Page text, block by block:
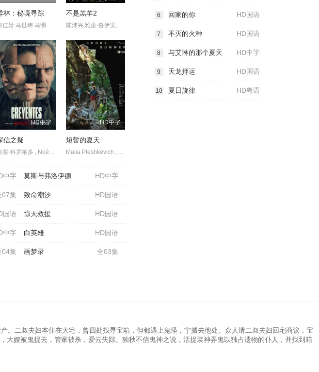
林：秘境寻踪
邱佳婧 马世玮 马明宇 刘春霞
不是羔羊2
陈沛兴,雅彦·鲁伊安,李博艺,贝托·库西亚伊,莫哈末·沙菲·纳斯威普,Fauzie·Laily,Nabila·Huda,Hanna·Aqeela,Tian·Jiang·Lee,林雪卉,Ayez·Shaukat·Fonseka·Farid,Paul·Baker,Azizul·Ammar,Hairi·Safwan,Shewin·Sim
HD中字
信之疑
HD中字
短暂的夏天
中字 HD中字
莫斯与弗洛伊德
07集 HD国语
致命潮汐
国语 HD国语
惊天救援
中字 HD国语
白英雄
04集 全03集
画梦录
HD国语
6 回家的你
HD国语
7 不灭的火种
HD中字
8 与艾琳的那个夏天
HD国语
9 天龙押运
HD粤语
10 夏日旋律
二叔夫妇本住在大宅，曾四处找寻宝箱，但都遇上鬼怪，宁搬去他处。众人请二叔夫妇回宅商议，宝
被鬼捉去，管家被杀，爱云失踪。独秋不信鬼神之说，活捉装神弄鬼以独占遗物的仆人，并找到箱